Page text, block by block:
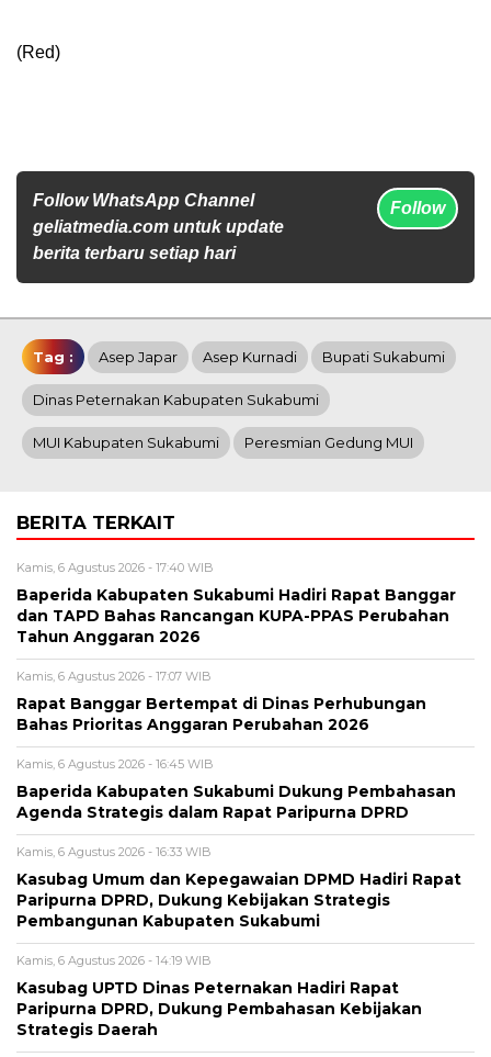
(Red)
Follow WhatsApp Channel
geliatmedia.com untuk update
berita terbaru setiap hari
Follow
Tag : Asep Japar Asep Kurnadi Bupati Sukabumi
Dinas Peternakan Kabupaten Sukabumi
MUI Kabupaten Sukabumi Peresmian Gedung MUI
BERITA TERKAIT
Kamis, 6 Agustus 2026 - 17:40 WIB
Baperida Kabupaten Sukabumi Hadiri Rapat Banggar
dan TAPD Bahas Rancangan KUPA-PPAS Perubahan
Tahun Anggaran 2026
Kamis, 6 Agustus 2026 - 17:07 WIB
Rapat Banggar Bertempat di Dinas Perhubungan
Bahas Prioritas Anggaran Perubahan 2026
Kamis, 6 Agustus 2026 - 16:45 WIB
Baperida Kabupaten Sukabumi Dukung Pembahasan
Agenda Strategis dalam Rapat Paripurna DPRD
Kamis, 6 Agustus 2026 - 16:33 WIB
Kasubag Umum dan Kepegawaian DPMD Hadiri Rapat
Paripurna DPRD, Dukung Kebijakan Strategis
Pembangunan Kabupaten Sukabumi
Kamis, 6 Agustus 2026 - 14:19 WIB
Kasubag UPTD Dinas Peternakan Hadiri Rapat
Paripurna DPRD, Dukung Pembahasan Kebijakan
Strategis Daerah